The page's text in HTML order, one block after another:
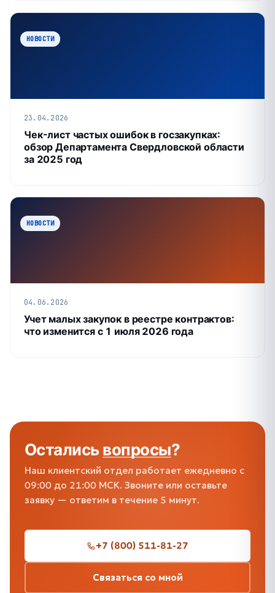
НОВОСТИ
23.04.2026
Чек-лист частых ошибок в госзакупках:
обзор Департамента Свердловской области
за 2025 год
НОВОСТИ
04.06.2026
Учет малых закупок в реестре контрактов:
что изменится с 1 июля 2026 года
Осталисьвопросы?
Наш клиентский отдел работает ежедневно с
09:00 до 21:00 МСК. Звоните или оставьте
заявку — ответим в течение 5 минут.
+7 (800) 511-81-27
Связаться со мной